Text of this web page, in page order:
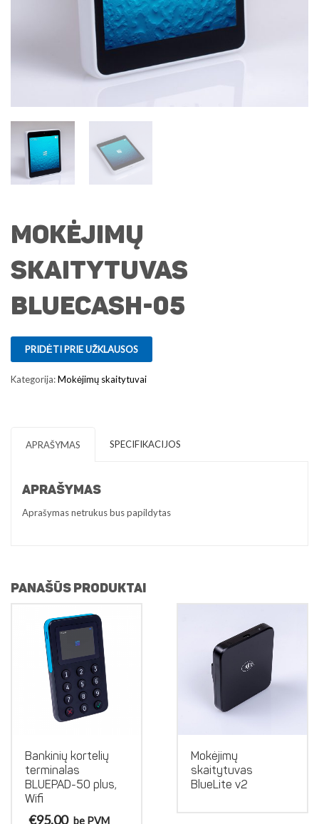
Mokėjimų
skaitytuvas
BlueCash-05
PRIDĖTI PRIE UŽKLAUSOS
Kategorija:Mokėjimų skaitytuvai
APRAŠYMAS SPECIFIKACIJOS
APRAŠYMAS
Aprašymas netrukus bus papildytas
PANAŠŪS PRODUKTAI
Bankinių kortelių
terminalas
BLUEPAD-50 plus,
Wifi
€95.00 be PVM
Mokėjimų
skaitytuvas
BlueLite v2